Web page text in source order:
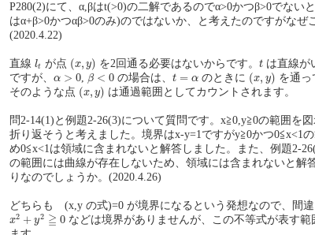
P280(2)にて、α,βはt(>0)の二解であるのでα>0かつβ>0でない
はα+β>0かつαβ>0のみ)のではないか、と考えたのですがなぜ
(2020.4.22)
直線 lt
l が点 (x, y)
(x を2回通る必要はないからです。t
t は直線が
ですが、 α > 0
α>0 , β < 0
β< 0 の場合は、t = α
t= のときに (x, y)
( y)
を通っ
そのような点 (x, y)
( x,
は通過範囲としてカウントされます。
問2-14(1)と例題2-26(3)について質問です。x≧0,y≧0の範囲を
折り返そうと考えました。境界はx-y=1ですがy≧0かつ0≦x<1
め0≦x<1は領域に含まれないと解答しました。また、例題2-
の範囲には曲線が存在しないため、領域には含まれないと解
りなのでしょうか。(2020.4.26)
どちらも (x,y の式)=0 が境界になるという発想なので、間
x2 + y2 ≧ 0
x2 +y 2≧0
などは境界がありませんが、この不等式が表す範